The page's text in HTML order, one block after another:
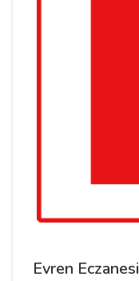
Evren Eczanesi